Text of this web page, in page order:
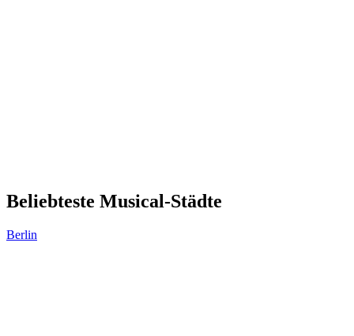
Beliebteste Musical-Städte
Berlin